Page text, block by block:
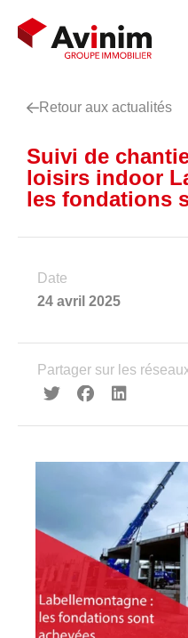
Vos
Nos
Le groupe
Nous
Accueil
360°
Retour aux actualités
Suivi de
loisirs indoor
les fondations
Date
24 avril 2025
Partager sur les